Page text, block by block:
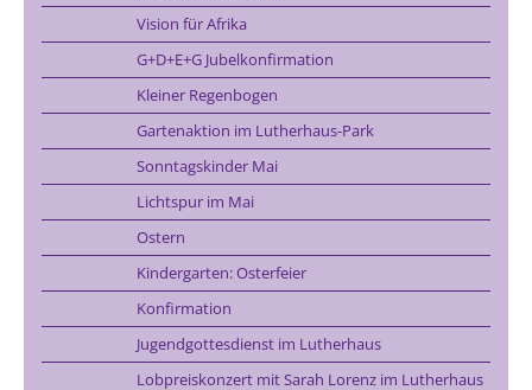
Vision für Afrika
G+D+E+G Jubelkonfirmation
Kleiner Regenbogen
Gartenaktion im Lutherhaus-Park
Sonntagskinder Mai
Lichtspur im Mai
Ostern
Kindergarten: Osterfeier
Konfirmation
Jugendgottesdienst im Lutherhaus
Lobpreiskonzert mit Sarah Lorenz im Lutherhaus